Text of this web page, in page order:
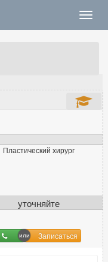
Пластический хирург
уточняйте
Записаться